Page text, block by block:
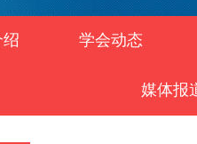
学会动态
媒体报